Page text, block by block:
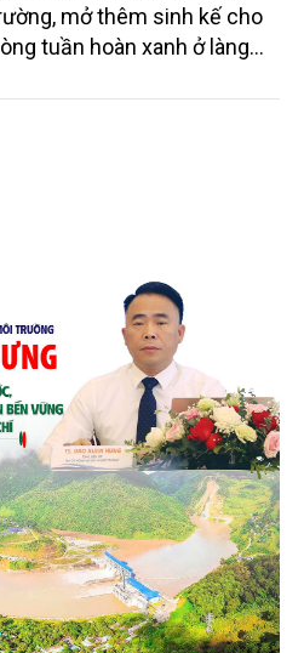
mở thêm sinh kế cho
tuần hoàn xanh ở làng
được thị trường trong nước